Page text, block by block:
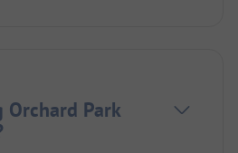
Orchard Park